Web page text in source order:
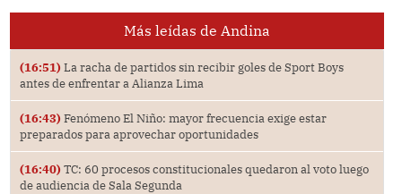
Más leídas de Andina
(16:51) La racha de partidos sin recibir goles de Sport Boys
antes de enfrentar a Alianza Lima
(16:43) Fenómeno El Niño: mayor frecuencia exige estar
preparados para aprovechar oportunidades
(16:40) TC: 60 procesos constitucionales quedaron al voto luego
de audiencia de Sala Segunda